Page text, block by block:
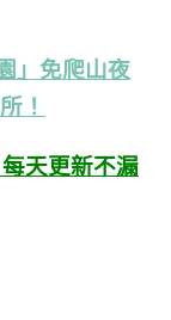
」免爬山夜
！
天更新不漏